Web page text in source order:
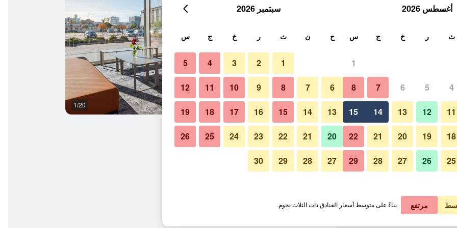
في الليلة
﷼ عرض الصفقة
﷼ عرض الصفقة
مبنى 1/20
صور لـ بريميير كراكوف هوتل
أغسطس 2026
ث ر خ ج س
1
4
5
6
7
8
11
12
13
14
15
18
19
20
21
22
25
26
27
28
29
سبتمبر 2026
ح ن ث ر خ ج س
1
2
3
4
5
6
7
8
9
10
11
12
13
14
15
16
17
18
19
20
21
22
23
24
25
26
27
28
29
30
مرتفع بناءً على متوسط أسعار الفنادق ذات الثلاث نجوم.